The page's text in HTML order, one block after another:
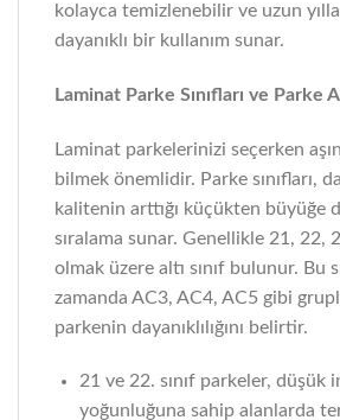
kolayca temizlenebilir ve uzun
dayanıklı bir kullanım sunar.
Laminat Parke Sınıfları ve Parke
Laminat parkelerinizi seçerken
bilmek önemlidir. Parke sınıfları,
kalitenin arttığı küçükten büyüğe
sıralama sunar. Genellikle 21, 22,
olmak üzere altı sınıf bulunur. Bu
zamanda AC3, AC4, AC5 gibi
parkenin dayanıklılığını belirtir.
21 ve 22. sınıf parkeler, düşük
yoğunluğuna sahip alanlarda